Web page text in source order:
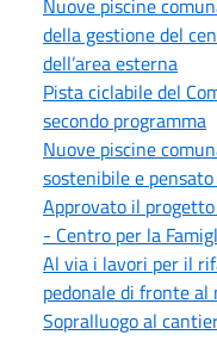
della gestione del
dell’area esterna
Pista ciclabile del
secondo programma
Nuove piscine
sostenibile e
Approvato il
- Centro per la
Al via i lavori per il
pedonale di fronte al
Sopralluogo al